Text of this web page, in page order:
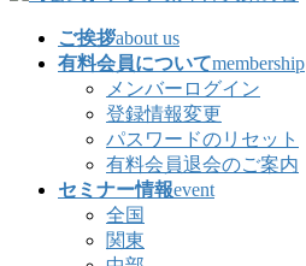
ご挨拶about us
有料会員についてmembership
メンバーログイン
登録情報変更
パスワードのリセット
有料会員退会のご案内
セミナー情報event
全国
関東